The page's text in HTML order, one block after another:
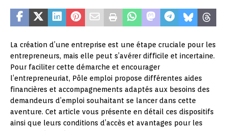
La création d’une entreprise est une étape cruciale pour les
entrepreneurs, mais elle peut s’avérer difficile et incertaine.
Pour faciliter cette démarche et encourager
l’entrepreneuriat, Pôle emploi propose différentes aides
financières et accompagnements adaptés aux besoins des
demandeurs d’emploi souhaitant se lancer dans cette
aventure. Cet article vous présente en détail ces dispositifs
ainsi que leurs conditions d’accès et avantages pour les